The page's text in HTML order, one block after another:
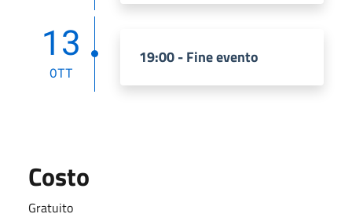
13
OTT
19:00 - Fine evento
Costo
Gratuito